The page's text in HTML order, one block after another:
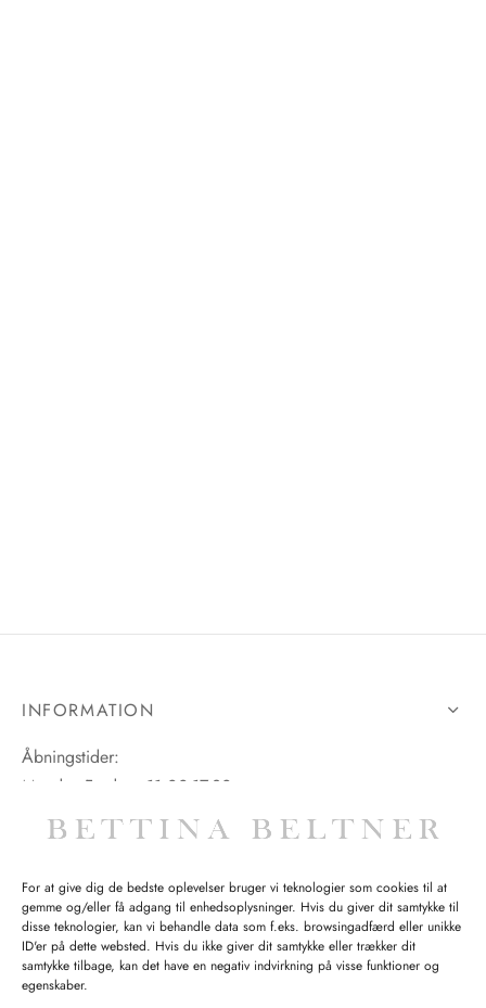
For at give dig de bedste oplevelser bruger vi teknologier som cookies til at
gemme og/eller få adgang til enhedsoplysninger. Hvis du giver dit samtykke til
disse teknologier, kan vi behandle data som f.eks. browsingadfærd eller unikke
ID'er på dette websted. Hvis du ikke giver dit samtykke eller trækker dit
samtykke tilbage, kan det have en negativ indvirkning på visse funktioner og
egenskaber.
INFORMATION
Åbningstider:
Mandag-Fredag: 11.00-17.30
Lørdag: 11.00-15.00
SPØRGSMÅL WEBORDRE
BUTIK BETTINA BELTNER